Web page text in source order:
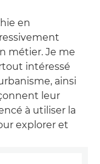
en
métier. Je me
intéressé
ainsi
leur
à utiliser la
explorer et